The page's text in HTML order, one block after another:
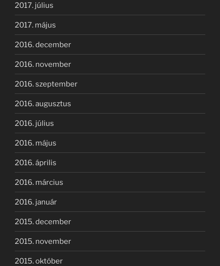
2017. július
2017. május
2016. december
2016. november
2016. szeptember
2016. augusztus
2016. július
2016. május
2016. április
2016. március
2016. január
2015. december
2015. november
2015. október